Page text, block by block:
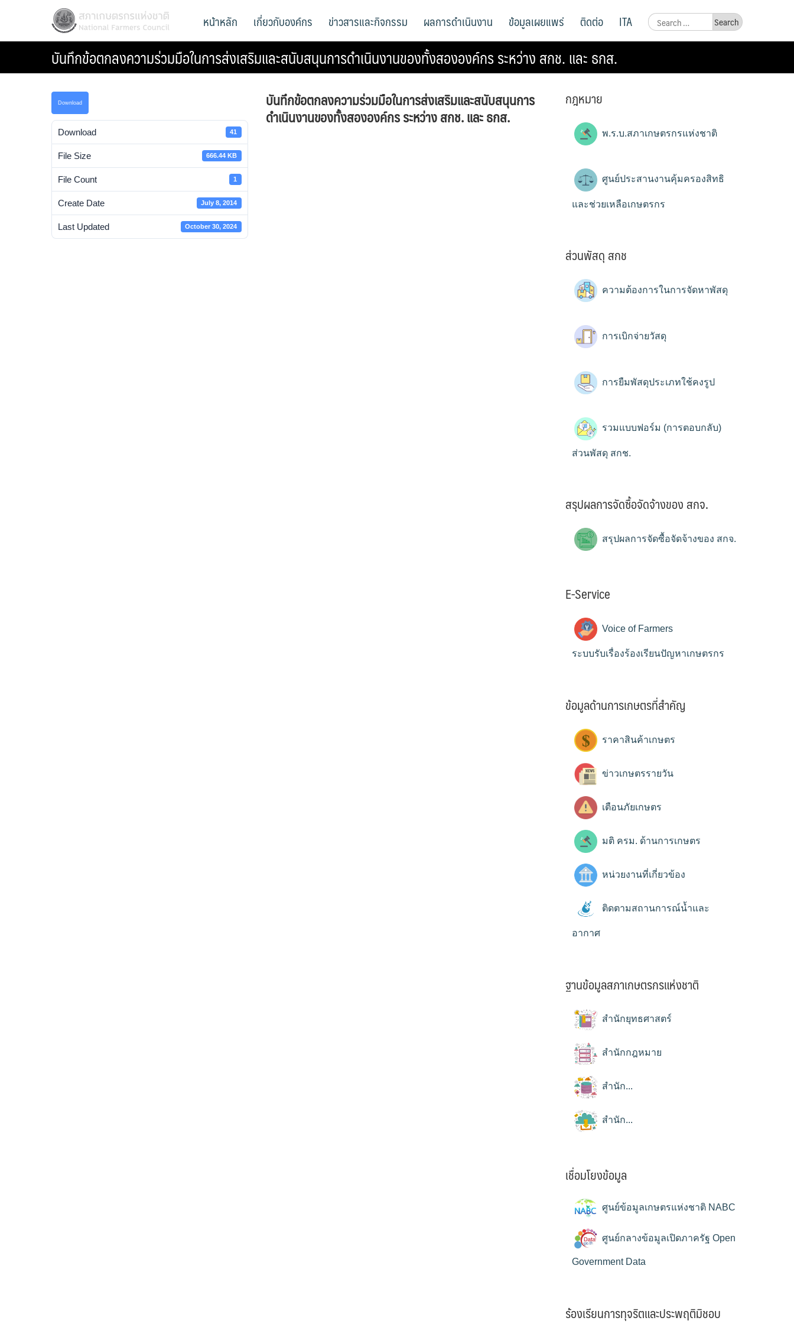
สภาเกษตรกรแห่งชาติ
National Farmers Council
Search
for:
หน้าหลัก เกี่ยวกับองค์กร ข่าวสารและกิจกรรม ผลการดำเนินงาน ข้อมูลเผยแพร่ ติดต่อ ITA
บันทึกข้อตกลงความร่วมมือในการส่งเสริมและสนับสนุนการดำเนินงานของทั้งสององค์กร ระหว่าง สกช. และ ธกส.
Download
Download 41
File Size 666.44 KB
File Count 1
Create Date July 8, 2014
Last Updated October 30, 2024
บันทึกข้อตกลงความร่วมมือในการส่งเสริมและสนับสนุนการ
ดำเนินงานของทั้งสององค์กร ระหว่าง สกช. และ ธกส.
กฎหมาย
พ.ร.บ.สภาเกษตรกรแห่งชาติ
ศูนย์ประสานงานคุ้มครองสิทธิ
และช่วยเหลือเกษตรกร
ส่วนพัสดุ สกช
ความต้องการในการจัดหาพัสดุ
การเบิกจ่ายวัสดุ
การยืมพัสดุประเภทใช้คงรูป
รวมแบบฟอร์ม (การตอบกลับ)
ส่วนพัสดุ สกช.
สรุปผลการจัดซื้อจัดจ้างของ สกจ.
สรุปผลการจัดซื้อจัดจ้างของ สกจ.
E-Service
Voice of Farmers
ระบบรับเรื่องร้องเรียนปัญหาเกษตรกร
ข้อมูลด้านการเกษตรที่สำคัญ
ราคาสินค้าเกษตร
ข่าวเกษตรรายวัน
เตือนภัยเกษตร
มติ ครม. ด้านการเกษตร
หน่วยงานที่เกี่ยวข้อง
ติดตามสถานการณ์น้ำและ
อากาศ
ฐานข้อมูลสภาเกษตรกรแห่งชาติ
สำนักยุทธศาสตร์
สำนักกฎหมาย
สำนัก...
สำนัก...
เชื่อมโยงข้อมูล
ศูนย์ข้อมูลเกษตรแห่งชาติ NABC
ศูนย์กลางข้อมูลเปิดภาครัฐ Open
Government Data
ร้องเรียนการทุจริตและประพฤติมิชอบ